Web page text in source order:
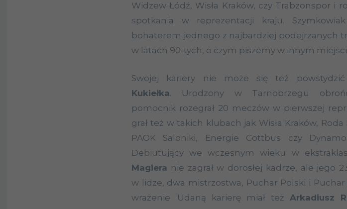
Widzew Łódź, Wisła Kraków, czy Trabzonspor i
spotkania w reprezentacji kraju.
bohaterem jednego z najbardziej podejrzanych
w latach 90-tych, o czym piszemy w innym
Swojej kariery nie może się też powstydzić
Kukiełka. Urodzony w Tarnobrzegu
pomocnik rozegrał 20 meczów w pierwszej
grał też w takich klubach jak Wisła Kraków, Roda
PAOK Saloniki, Energie Cottbus czy
Debiutujący we wczesnym wieku w
Magiera nie zagrał w dorosłej kadrze, ale jego
w lidze, dwa mistrzostwa, Puchar Polski i Puchar
wrażenie. Udaną karierę miał też Arkadiusz